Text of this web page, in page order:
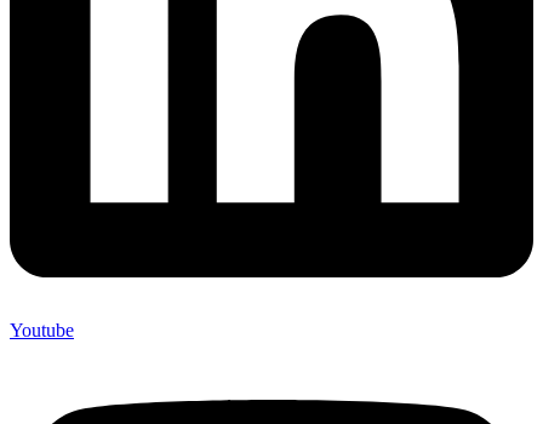
Youtube